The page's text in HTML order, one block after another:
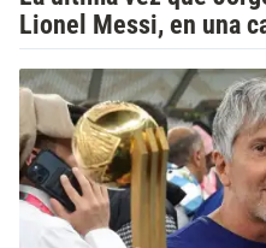
Lionel Messi, en una